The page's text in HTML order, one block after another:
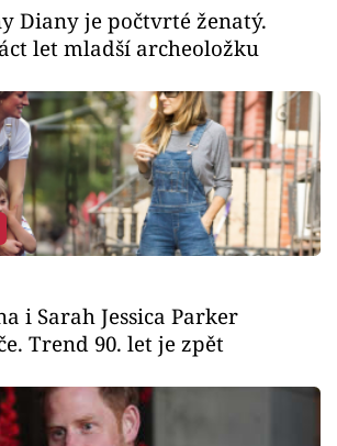
Diany je počtvrté ženatý.
let mladší archeoložku
i Sarah Jessica Parker
Trend 90. let je zpět